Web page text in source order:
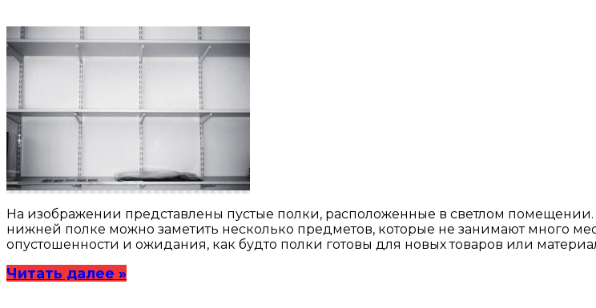
На изображении представлены пустые полки, расположенные в светлом
нижней полке можно заметить несколько предметов, которые не занимают много
опустошенности и ожидания, как будто полки готовы для новых товаров или
Читать далее »